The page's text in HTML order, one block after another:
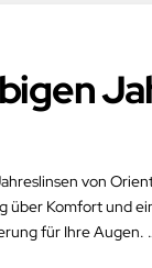
von
über Komfort und
für Ihre Augen.